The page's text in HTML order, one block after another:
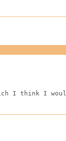
I think I